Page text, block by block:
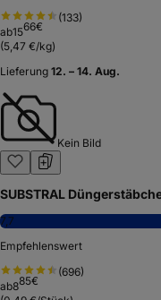
(133)
ab1566€
(5,47 €/kg)
Lieferung 12. – 14. Aug.
Kein Bild
SUBSTRAL
7,7
Empfehlenswert
(696)
ab885€